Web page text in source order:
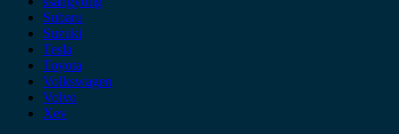
Subaru
Suzuki
Tesla
Toyota
Volkswagen
Volvo
Xev